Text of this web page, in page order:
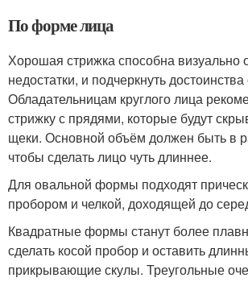
По форме лица
Хорошая стрижка способна визуально
недостатки, и подчеркнуть
Обладательницам круглого лица
стрижку с прядями, которые будут
щеки. Основной объём должен быть в
чтобы сделать лицо чуть длиннее.
Для овальной формы подходят
пробором и челкой, доходящей до
Квадратные формы станут более
сделать косой пробор и оставить
прикрывающие скулы. Треугольные